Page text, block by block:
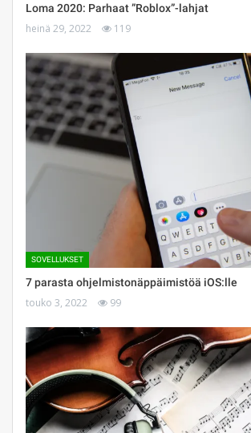
Loma 2020: Parhaat ”Roblox”-lahjat
heinä 29, 2022 119
SOVELLUKSET
7 parasta ohjelmistonäppäimistöä iOS:lle
touko 3, 2022 99